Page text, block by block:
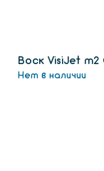
Воск VisiJet m2
Нет в наличии